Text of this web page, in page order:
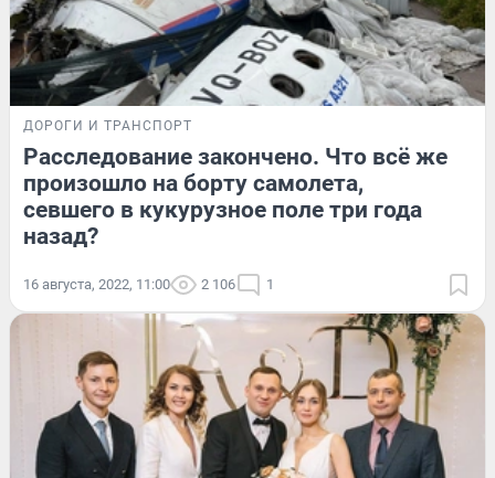
ДОРОГИ И ТРАНСПОРТ
Расследование закончено. Что всё же
произошло на борту самолета,
севшего в кукурузное поле три года
назад?
16 августа, 2022, 11:00 2 106 1